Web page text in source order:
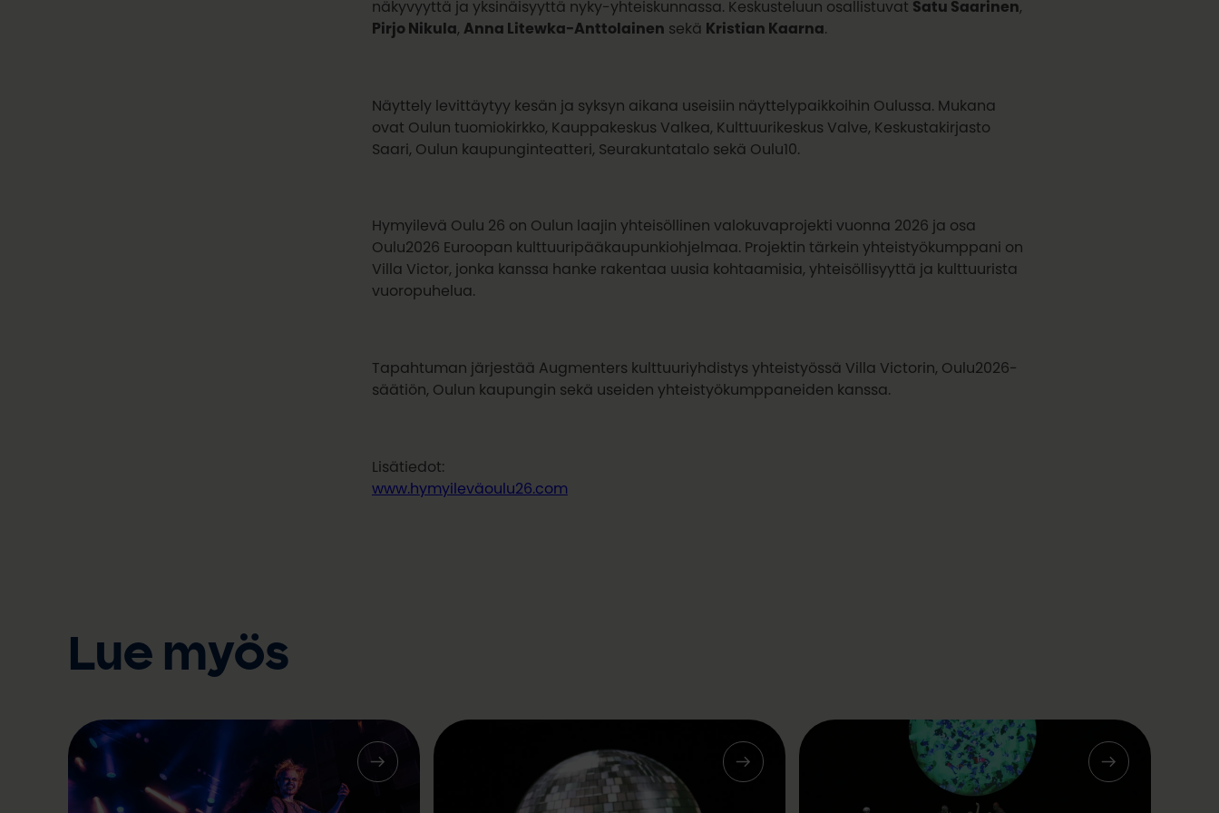
näkyvyyttä ja yksinäisyyttä nyky-yhteiskunnassa. Keskusteluun osallistuvat Satu Saarinen
Pirjo Nikula Anna Litewka-Anttolainen sekä Kristian Kaarna
Näyttely levittäytyy kesän ja syksyn aikana useisiin näyttelypaikkoihin Oulussa. Mukana
ovat Oulun tuomiokirkko, Kauppakeskus Valkea, Kulttuurikeskus Valve, Keskustakirjasto
Saari, Oulun kaupunginteatteri, Seurakuntatalo sekä Oulu10.
Hymyilevä Oulu 26 on Oulun laajin yhteisöllinen valokuvaprojekti vuonna 2026 ja osa
Oulu2026 Euroopan kulttuuripääkaupunkiohjelmaa. Projektin tärkein yhteistyökumppani on
Villa Victor, jonka kanssa hanke rakentaa uusia kohtaamisia, yhteisöllisyyttä ja kulttuurista
vuoropuhelua.
Tapahtuman järjestää Augmenters kulttuuriyhdistys yhteistyössä Villa Victorin, Oulu2026-
säätiön, Oulun kaupungin sekä useiden yhteistyökumppaneiden kanssa.
Lisätiedot:
www.hymyileväoulu26.com
Lue myös